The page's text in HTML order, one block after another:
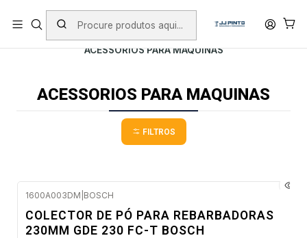
PORTES INCLUÍDOS EM ENCOMENDAS +75€ (excepto ilhas)
Início PRODUTOS
ACESSÓRIOS
ACESSORIOS PARA MAQUINAS
ACESSORIOS PARA MAQUINAS
FILTROS
1600A003DM BOSCH
COLECTOR DE PÓ PARA REBARBADORAS
230MM GDE 230 FC-T BOSCH